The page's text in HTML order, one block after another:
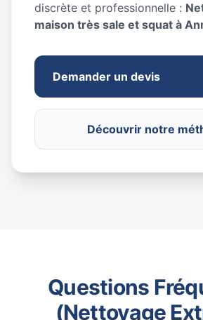
discrète et professionnelle :
maison très sale et squat à
Demander un devis
Découvrir notre
Questions
(Nettoyage